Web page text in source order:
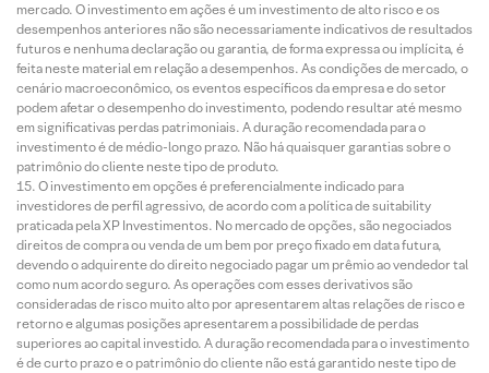
mercado. O investimento em ações é um investimento de alto risco e os
desempenhos anteriores não são necessariamente indicativos de resultados
futuros e nenhuma declaração ou garantia, de forma expressa ou implícita, é
feita neste material em relação a desempenhos. As condições de mercado, o
cenário macroeconômico, os eventos específicos da empresa e do setor
podem afetar o desempenho do investimento, podendo resultar até mesmo
em significativas perdas patrimoniais. A duração recomendada para o
investimento é de médio-longo prazo. Não há quaisquer garantias sobre o
patrimônio do cliente neste tipo de produto.
O investimento em opções é preferencialmente indicado para
investidores de perfil agressivo, de acordo com a política de suitability
praticada pela XP Investimentos. No mercado de opções, são negociados
direitos de compra ou venda de um bem por preço fixado em data futura,
devendo o adquirente do direito negociado pagar um prêmio ao vendedor tal
como num acordo seguro. As operações com esses derivativos são
consideradas de risco muito alto por apresentarem altas relações de risco e
retorno e algumas posições apresentarem a possibilidade de perdas
superiores ao capital investido. A duração recomendada para o investimento
é de curto prazo e o patrimônio do cliente não está garantido neste tipo de